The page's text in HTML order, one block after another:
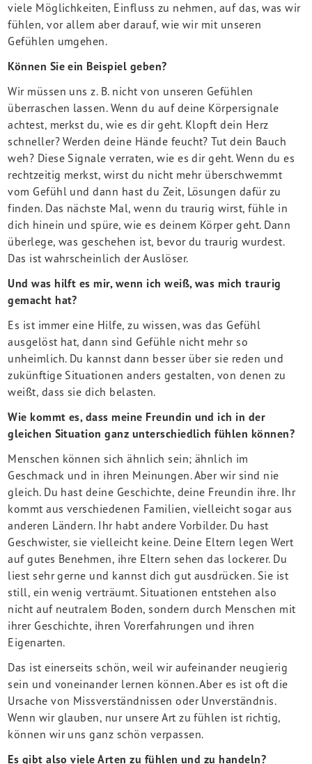
viele Möglichkeiten, Einfluss zu nehmen, auf das, was wir
fühlen, vor allem aber darauf, wie wir mit unseren
Gefühlen umgehen.
Können Sie ein Beispiel geben?
Wir müssen uns z. B. nicht von unseren Gefühlen
überraschen lassen. Wenn du auf deine Körpersignale
achtest, merkst du, wie es dir geht. Klopft dein Herz
schneller? Werden deine Hände feucht? Tut dein Bauch
weh? Diese Signale verraten, wie es dir geht. Wenn du es
rechtzeitig merkst, wirst du nicht mehr überschwemmt
vom Gefühl und dann hast du Zeit, Lösungen dafür zu
finden. Das nächste Mal, wenn du traurig wirst, fühle in
dich hinein und spüre, wie es deinem Körper geht. Dann
überlege, was geschehen ist, bevor du traurig wurdest.
Das ist wahrscheinlich der Auslöser.
Und was hilft es mir, wenn ich weiß, was mich traurig
gemacht hat?
Es ist immer eine Hilfe, zu wissen, was das Gefühl
ausgelöst hat, dann sind Gefühle nicht mehr so
unheimlich. Du kannst dann besser über sie reden und
zukünftige Situationen anders gestalten, von denen zu
weißt, dass sie dich belasten.
Wie kommt es, dass meine Freundin und ich in der
gleichen Situation ganz unterschiedlich fühlen können?
Menschen können sich ähnlich sein; ähnlich im
Geschmack und in ihren Meinungen. Aber wir sind nie
gleich. Du hast deine Geschichte, deine Freundin ihre. Ihr
kommt aus verschiedenen Familien, vielleicht sogar aus
anderen Ländern. Ihr habt andere Vorbilder. Du hast
Geschwister, sie vielleicht keine. Deine Eltern legen Wert
auf gutes Benehmen, ihre Eltern sehen das lockerer. Du
liest sehr gerne und kannst dich gut ausdrücken. Sie ist
still, ein wenig verträumt. Situationen entstehen also
nicht auf neutralem Boden, sondern durch Menschen mit
ihrer Geschichte, ihren Vorerfahrungen und ihren
Eigenarten.
Das ist einerseits schön, weil wir aufeinander neugierig
sein und voneinander lernen können. Aber es ist oft die
Ursache von Missverständnissen oder Unverständnis.
Wenn wir glauben, nur unsere Art zu fühlen ist richtig,
können wir uns ganz schön verpassen.
Es gibt also viele Arten zu fühlen und zu handeln?